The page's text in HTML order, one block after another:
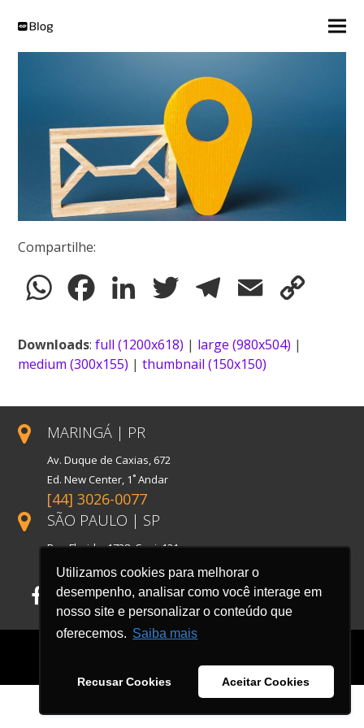
Utilizamos cookies para melhorar o
desempenho, analisar como você interage em
nosso site e personalizar o conteúdo que
oferecemos. Saiba mais
Recusar Cookies Aceitar Cookies
Compartilhe:
WhatsAppFacebookLinkedIn Twitter TelegramEmail
Downloads:full (1200x618) | large (980x504) |
medium (300x155) |thumbnail (150x150)
MARINGÁ | PR
Av. Duque de Caxias, 672
Ed. New Center, 1˚ Andar
[44] 3026-0077
SÃO PAULO | SP
Rua Florida, 1738, Conj. 121
Cidade Monções
Facebook
LinkedIn
Instagram